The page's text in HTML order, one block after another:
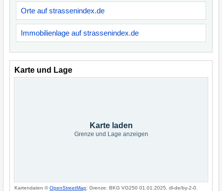
Orte auf strassenindex.de
Immobilienlage auf strassenindex.de
Karte und Lage
Karte laden
Grenze und Lage anzeigen
Kartendaten ©OpenStreetMap; Grenze: BKG VG250 01.01.2025, dl-de/by-2-0.